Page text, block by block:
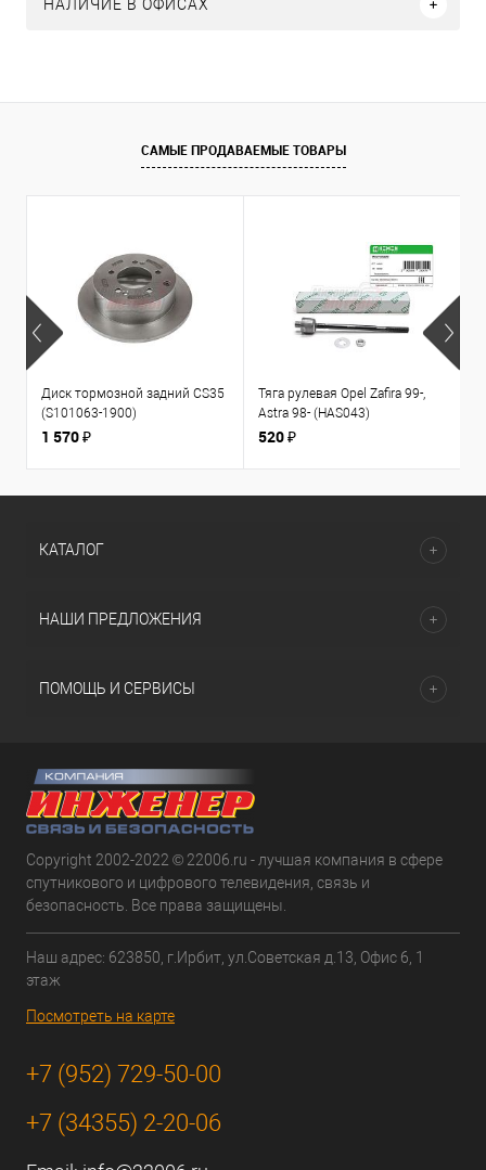
НАЛИЧИЕ В ОФИСАХ
САМЫЕ ПРОДАВАЕМЫЕ ТОВАРЫ
Диск тормозной задний CS35
(S101063-1900)
1 570 ₽
Тяга рулевая Opel Zafira 99-,
Astra 98- (HAS043)
520 ₽
КАТАЛОГ
НАШИ ПРЕДЛОЖЕНИЯ
ПОМОЩЬ И СЕРВИСЫ
Copyright 2002-2022 © 22006.ru - лучшая компания в сфере
спутникового и цифрового телевидения, связь и
безопасность. Все права защищены.
Наш адрес: 623850, г.Ирбит, ул.Советская д.13, Офис 6, 1
этаж
Посмотреть на карте
+7 (952) 729-50-00
+7 (34355) 2-20-06